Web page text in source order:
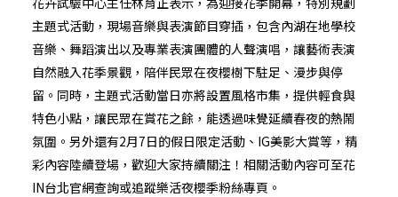
主題式活動，現場音樂與表演節目穿插，包含內湖在地學校
音樂、舞蹈演出以及專業表演團體的人聲演唱，讓藝術表演
自然融入花季景觀，陪伴民眾在夜櫻樹下駐足、漫步與停
留。同時，主題式活動當日亦將設置風格市集，提供輕食與
特色小點，讓民眾在賞花之餘，能透過味覺延續春夜的熱鬧
氛圍。另外還有2月7日的假日限定活動、IG美影大賞等，精
彩內容陸續登場，歡迎大家持續關注！相關活動內容可至花
IN台北官網查詢或追蹤樂活夜櫻季粉絲專頁。